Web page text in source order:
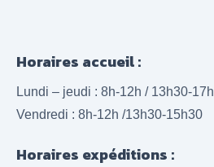
Horaires accueil :
Lundi – jeudi : 8h-12h / 13h30-17h
Vendredi : 8h-12h /13h30-15h30
Horaires expéditions :